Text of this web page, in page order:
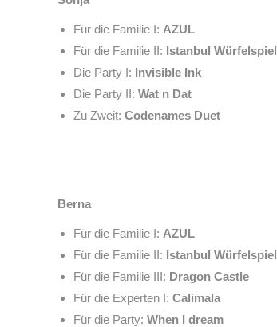
Für die Familie I: AZUL
Für die Familie II: Istanbul Würfelspiel
Die Party I: Invisible Ink
Die Party II: Wat n Dat
Zu Zweit: Codenames Duet
Berna
Für die Familie I: AZUL
Für die Familie II: Istanbul Würfelspiel
Für die Familie III: Dragon Castle
Für die Experten I: Calimala
Für die Party: When I dream